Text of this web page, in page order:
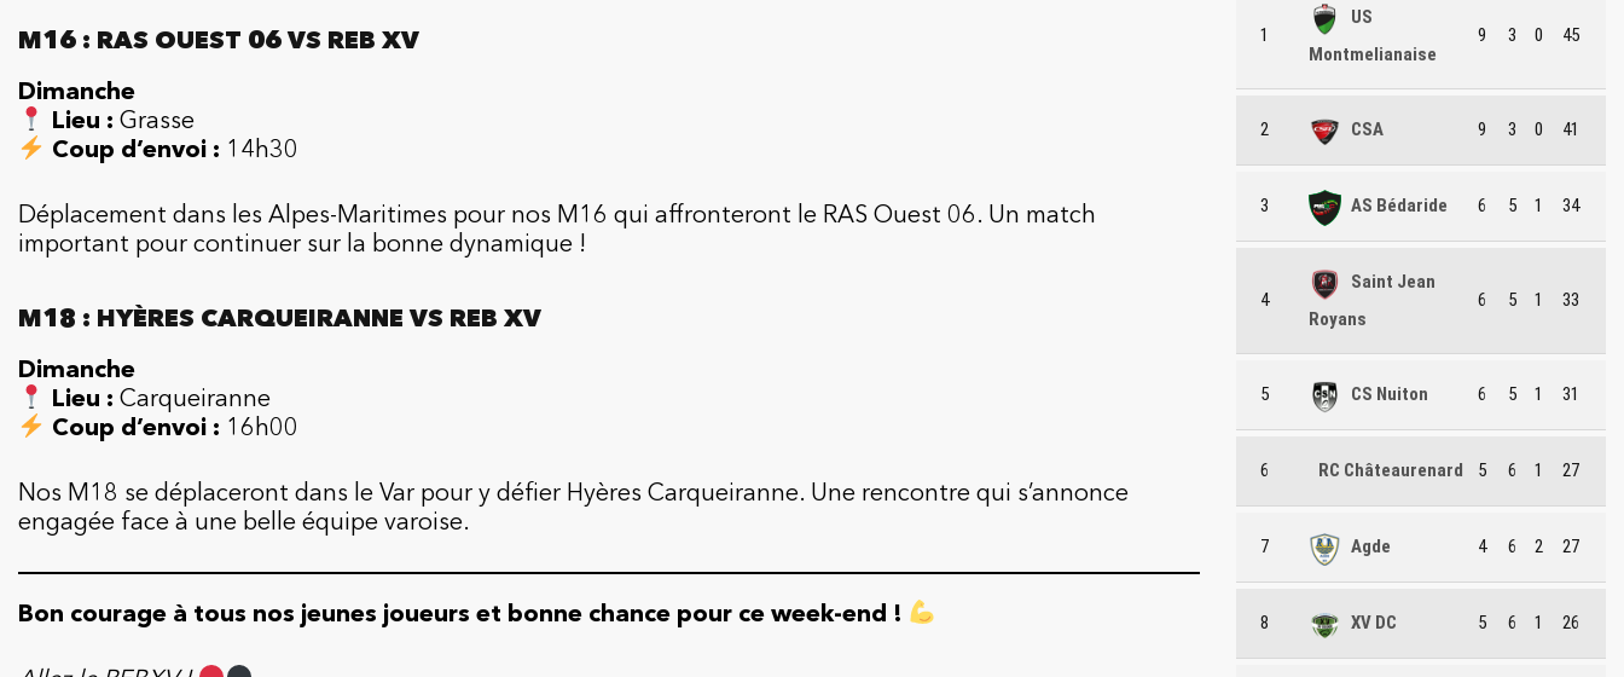
M16 : RAS OUEST 06 VS REB XV
Dimanche
Lieu : Grasse
Coup d’envoi : 14h30
Déplacement dans les Alpes-Maritimes pour nos M16 qui affronteront le RAS Ouest 06. Un match
important pour continuer sur la bonne dynamique !
M18 : HYÈRES CARQUEIRANNE VS REB XV
Dimanche
Lieu : Carqueiranne
Coup d’envoi : 16h00
Nos M18 se déplaceront dans le Var pour y défier Hyères Carqueiranne. Une rencontre qui s’annonce
engagée face à une belle équipe varoise.
Bon courage à tous nos jeunes joueurs et bonne chance pour ce week-end !
1
US
Montmelianaise
9 3 0 45
2 CSA 9 3 0 41
3 AS Bédaride 6 5 1 34
4
Saint Jean
Royans
6 5 1 33
5 CS Nuiton 6 5 1 31
6 RC Châteaurenard 5 6 1 27
7 Agde 4 6 2 27
8 XV DC 5 6 1 26